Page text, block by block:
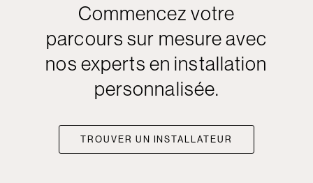
Commencez votre
parcours sur mesure avec
nos experts en installation
personnalisée.
TROUVER UN INSTALLATEUR